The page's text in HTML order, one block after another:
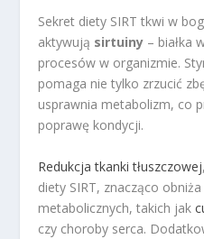
Sekret diety SIRT tkwi w
aktywują sirtuiny – białka
procesów w organizmie.
pomaga nie tylko zrzucić
usprawnia metabolizm, co
poprawę kondycji.
Redukcja tkanki tłuszczowej
diety SIRT, znacząco
metabolicznych, takich jak
czy choroby serca.